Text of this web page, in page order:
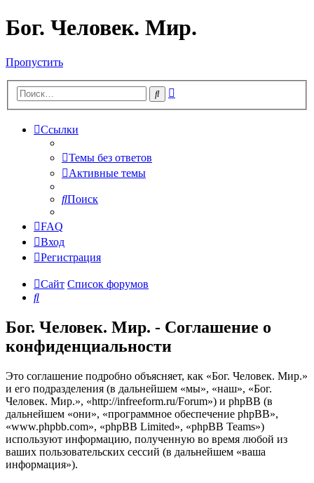
Бог. Человек. Мир.
Пропустить
Поиск
Ссылки
Темы без ответов
Активные темы
Поиск
FAQ
Вход
Регистрация
Сайт Список форумов
Поиск
Бог. Человек. Мир. - Соглашение о
конфиденциальности
Это соглашение подробно объясняет, как «Бог. Человек. Мир.»
и его подразделения (в дальнейшем «мы», «наш», «Бог.
Человек. Мир.», «http://infreeform.ru/Forum») и phpBB (в
дальнейшем «они», «программное обеспечение phpBB»,
«www.phpbb.com», «phpBB Limited», «phpBB Teams»)
используют информацию, полученную во время любой из
ваших пользовательских сессий (в дальнейшем «ваша
информация»).